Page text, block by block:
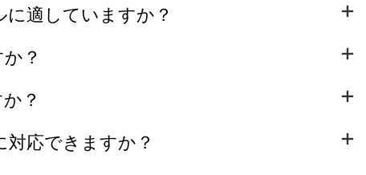
適していますか？
？
？
応できますか？